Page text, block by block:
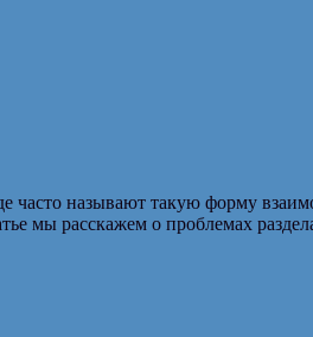
называют такую форму
мы расскажем о проблемах